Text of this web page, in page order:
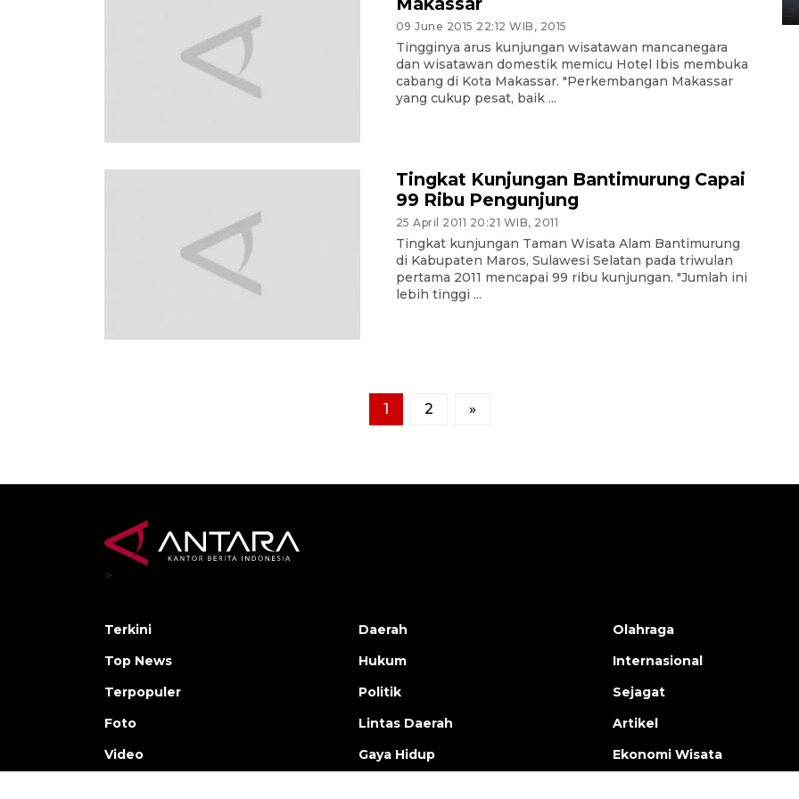
09 June 2015 22:12 WIB, 2015
Tingginya arus kunjungan wisatawan mancanegara
dan wisatawan domestik memicu Hotel Ibis membuka
cabang di Kota Makassar. "Perkembangan Makassar
yang cukup pesat, baik ...
Tingkat Kunjungan Bantimurung Capai
99 Ribu Pengunjung
25 April 2011 20:21 WIB, 2011
Tingkat kunjungan Taman Wisata Alam Bantimurung
di Kabupaten Maros, Sulawesi Selatan pada triwulan
pertama 2011 mencapai 99 ribu kunjungan. "Jumlah ini
lebih tinggi ...
1 2 »
>
Terkini
Top News
Terpopuler
Foto
Video
Daerah
Hukum
Politik
Lintas Daerah
Gaya Hidup
Olahraga
Internasional
Sejagat
Artikel
Ekonomi Wisata